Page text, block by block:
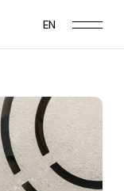
EN